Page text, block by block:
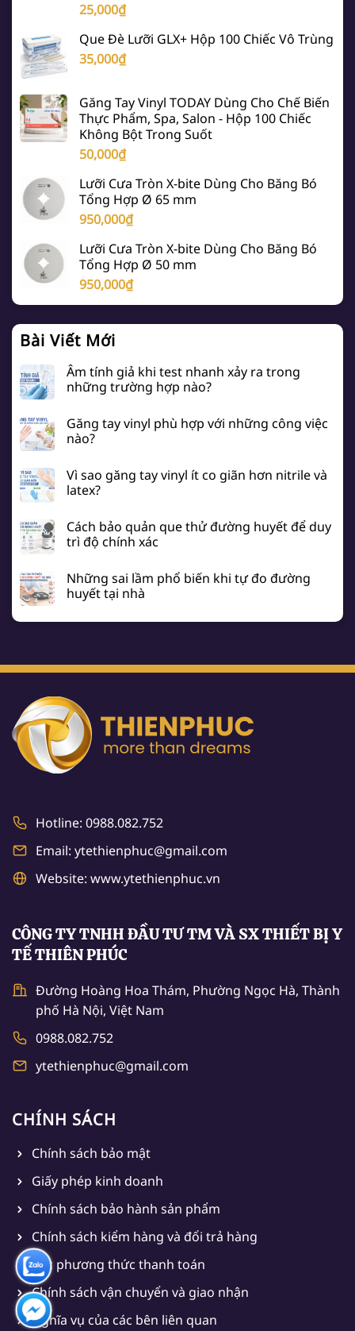
25,000₫
Que Đè Lưỡi GLX+ Hộp 100 Chiếc Vô Trùng
35,000₫
Găng Tay Vinyl TODAY Dùng Cho Chế Biến
Thực Phẩm, Spa, Salon - Hộp 100 Chiếc
Không Bột Trong Suốt
50,000₫
Lưỡi Cưa Tròn X-bite Dùng Cho Băng Bó
Tổng Hợp Ø 65 mm
950,000₫
Lưỡi Cưa Tròn X-bite Dùng Cho Băng Bó
Tổng Hợp Ø 50 mm
950,000₫
Bài Viết Mới
Âm tính giả khi test nhanh xảy ra trong
những trường hợp nào?
Găng tay vinyl phù hợp với những công việc
nào?
Vì sao găng tay vinyl ít co giãn hơn nitrile và
latex?
Cách bảo quản que thử đường huyết để duy
trì độ chính xác
Những sai lầm phổ biến khi tự đo đường
huyết tại nhà
Hotline: 0988.082.752
Email: ytethienphuc@gmail.com
Website: www.ytethienphuc.vn
CÔNG TY TNHH ĐẦU TƯ TM VÀ SX THIẾT BỊ Y
TẾ THIÊN PHÚC
Đường Hoàng Hoa Thám, Phường Ngọc Hà, Thành
phố Hà Nội, Việt Nam
0988.082.752
ytethienphuc@gmail.com
CHÍNH SÁCH
Chính sách bảo mật
Giấy phép kinh doanh
Chính sách bảo hành sản phẩm
Chính sách kiểm hàng và đổi trả hàng
Các phương thức thanh toán
Chính sách vận chuyển và giao nhận
Nghĩa vụ của các bên liên quan